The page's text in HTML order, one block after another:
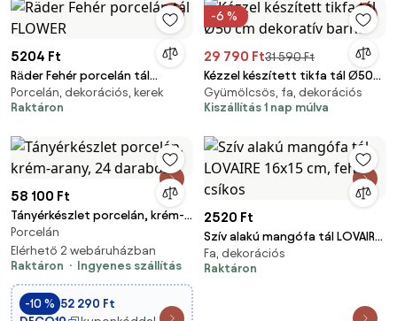
5204 Ft
Räder Fehér porcelán tál
FLOWER
Porcelán, dekorációs, kerek
Raktáron
-6 %
29 790 Ft31 590 Ft
Kézzel készített tikfa tál Ø50
cm dekoratív barna
Gyümölcsös, fa, dekorációs
Kiszállítás 1 nap múlva
58 100 Ft
Tányérkészlet porcelán, krém-
arany, 24 darabos
Porcelán
Elérhető 2 webáruházban
Raktáron
Ingyenes szállítás
-10 % 52 290 Ft
2520 Ft
Szív alakú mangófa tál LOVAIRE
16x15 cm, fehér csíkos
Fa, dekorációs
Raktáron